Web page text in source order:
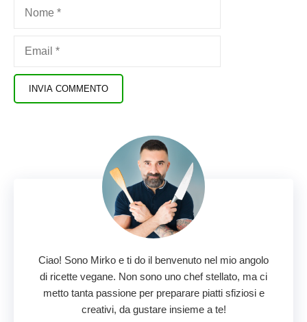
Ciao! Sono Mirko e ti do il benvenuto nel mio angolo
di ricette vegane. Non sono uno chef stellato, ma ci
metto tanta passione per preparare piatti sfiziosi e
creativi, da gustare insieme a te!